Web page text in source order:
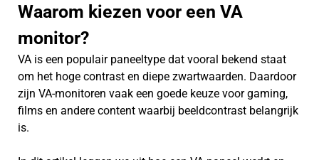
Waarom kiezen voor een VA
monitor?
VA is een populair paneeltype dat vooral bekend staat
om het hoge contrast en diepe zwartwaarden. Daardoor
zijn VA-monitoren vaak een goede keuze voor gaming,
films en andere content waarbij beeldcontrast belangrijk
is.